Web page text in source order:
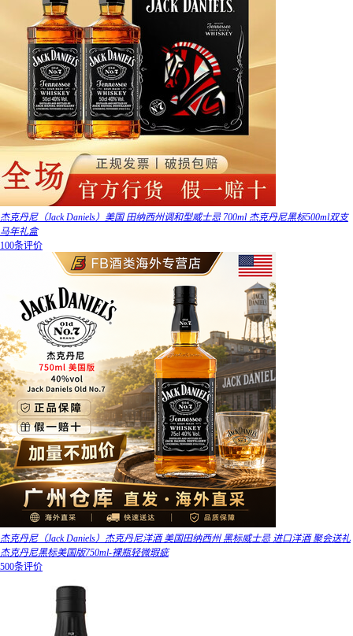
杰克丹尼（Jack Daniels）美国 田纳西州调和型威士忌 700ml 杰克丹尼黑标500ml双支
马年礼盒
100条评价
杰克丹尼（Jack Daniels）杰克丹尼洋酒 美国田纳西州 黑标威士忌 进口洋酒 聚会送礼
杰克丹尼黑标美国版750ml-裸瓶轻微瑕疵
500条评价